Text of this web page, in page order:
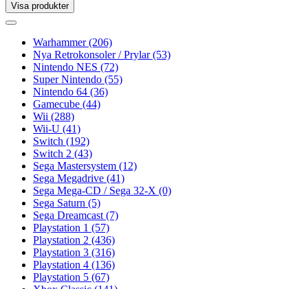
Visa produkter
Toggle
Toggle
navigationWarhammer(206)
Nya Retrokonsoler / Prylar(53)
Nintendo NES (72)
Super Nintendo (55)
Nintendo 64 (36)
Gamecube (44)
Wii (288)
Wii-U (41)
Switch (192)
Switch 2 (43)
Sega Mastersystem (12)
Sega Megadrive (41)
Sega Mega-CD / Sega 32-X (0)
Sega Saturn (5)
Sega Dreamcast (7)
Playstation 1 (57)
Playstation 2 (436)
Playstation 3 (316)
Playstation 4 (136)
Playstation 5 (67)